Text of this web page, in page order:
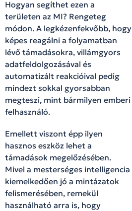
Hogyan segíthet ezen a
területen az MI? Rengeteg
módon. A legkézenfekvőbb, hogy
képes reagálni a folyamatban
lévő támadásokra, villámgyors
adatfeldolgozásával és
automatizált reakcióival pedig
mindezt sokkal gyorsabban
megteszi, mint bármilyen emberi
felhasználó.
Emellett viszont épp ilyen
hasznos eszköz lehet a
támadások megelőzésében.
Mivel a mesterséges intelligencia
kiemelkedően jó a mintázatok
felismerésében, remekül
használható arra is, hogy